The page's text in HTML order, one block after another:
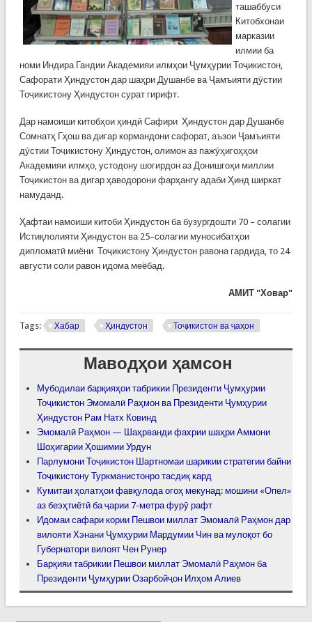
ташаббуси
Китобхонаи
марказии
илмии ба
номи Индира Гандии Академияи илмҳои Ҷумҳурии Тоҷикистон,
Сафорати Ҳиндустон дар шаҳри Душанбе ва Ҷамъияти дӯстии
Тоҷикистону Ҳиндустон сурат гирифт.
Дар намоиши китобҳои ҳиндӣ Сафири Ҳиндустон дар Душанбе
Сомнатҳ Гҳош ва дигар кормандони сафорат, аъзои Ҷамъияти
дӯстии Тоҷикистону Ҳиндустон, олимон аз пажӯҳигоҳҳои
Академияи илмҳо, устодону шогирдон аз Донишгоҳи миллии
Тоҷикистон ва дигар ҳаводорони фарҳангу адаби Ҳинд ширкат
намуданд.
Ҳафтаи намоиши китоби Ҳиндустон ба бузургдошти 70 – солагии
Истиқлолияти Ҳиндустон ва 25–солагии муносибатҳои
дипломатӣ миёни Тоҷикистону Ҳиндустон равона гардида, то 24
августи соли равон идома меёбад.
АМИТ "Ховар"
Tags: Хабар Ҳиндустон Тоҷикистон ва ҷаҳон
Маводҳои ҳамсон
Мубодилаи барқияҳои табрикии Президенти Ҷумҳурии
Тоҷикистон Эмомалӣ Раҳмон ва Президенти Ҷумҳурии
Ҳиндустон Рам Натх Ковинд
Эмомалӣ Раҳмон — Шаҳрванди фахрии шаҳри Аммони
Шоҳигарии Ҳошимии Урдун
Парлумони Тоҷикистон Шартномаи шарикии стратегии байни
Тоҷикистону Туркманистонро тасдиқ кард
Кумитаи ҳолатҳои фавқулода огоҳ мекунад: мошини «Опел»
аз беэҳтиётӣ ба ҷарии 7-метра фурӯ рафт
Идомаи сафари кории Пешвои миллат Эмомалӣ Раҳмон дар
вилояти Хэнани Ҷумҳурии Мардумии Чин ва мулоқот бо
Губернатори вилоят Чен Рунер
Барқияи табрикии Пешвои миллат Эмомалӣ Раҳмон ба
Президенти Ҷумҳурии Озарбойҷон Илҳом Алиев